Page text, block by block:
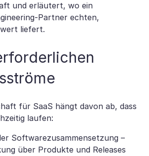
und erläutert, wo ein
Partner echten,
liefert.
für SaaS hängt davon ab, dass
laufen:
Softwarezusammensetzung –
über Produkte und Releases